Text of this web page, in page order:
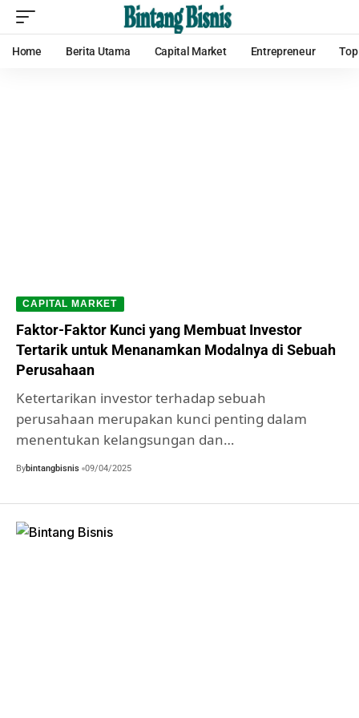
Home Berita Utama Capital Market Entrepreneur
CAPITAL MARKET
Faktor-Faktor Kunci yang Membuat Investor
Tertarik untuk Menanamkan Modalnya di Sebuah
Perusahaan
Ketertarikan investor terhadap sebuah
perusahaan merupakan kunci penting dalam
menentukan kelangsungan dan…
Bybintangbisnis 09/04/2025